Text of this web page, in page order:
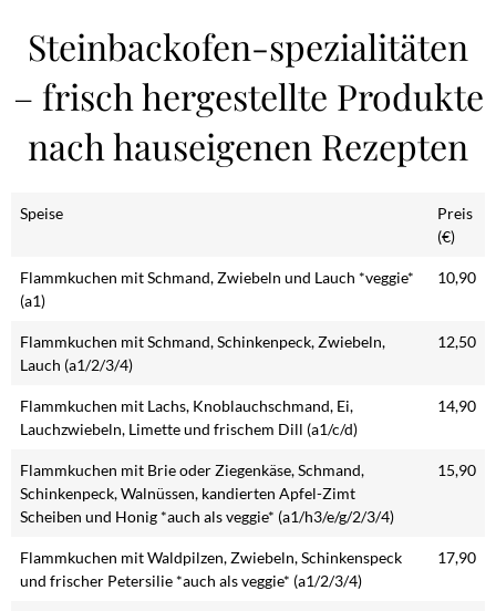
Steinbackofen-spezialitäten
– frisch hergestellte Produkte
nach hauseigenen Rezepten
Speise
Preis
(€)
Flammkuchen mit Schmand, Zwiebeln und Lauch *veggie*
(a1)
10,90
Flammkuchen mit Schmand, Schinkenpeck, Zwiebeln,
Lauch (a1/2/3/4)
12,50
Flammkuchen mit Lachs, Knoblauchschmand, Ei,
Lauchzwiebeln, Limette und frischem Dill (a1/c/d)
14,90
Flammkuchen mit Brie oder Ziegenkäse, Schmand,
Schinkenpeck, Walnüssen, kandierten Apfel-Zimt
Scheiben und Honig *auch als veggie* (a1/h3/e/g/2/3/4)
15,90
Flammkuchen mit Waldpilzen, Zwiebeln, Schinkenspeck
und frischer Petersilie *auch als veggie* (a1/2/3/4)
17,90